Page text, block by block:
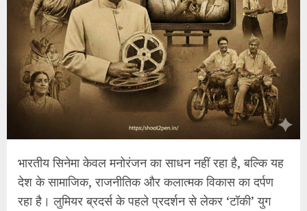
भारतीय सिनेमा केवल मनोरंजन का साधन नहीं रहा है, बल्कि यह
देश के सामाजिक, राजनीतिक और कलात्मक विकास का दर्पण
रहा है। लुमियर ब्रदर्स के पहले प्रदर्शन से लेकर ‘टॉकी’ युग